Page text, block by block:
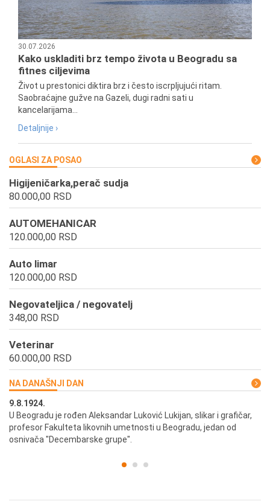
30.07.2026
Kako uskladiti brz tempo života u Beogradu sa
fitnes ciljevima
Život u prestonici diktira brz i često iscrpljujući ritam.
Saobraćajne gužve na Gazeli, dugi radni sati u
kancelarijama...
Detaljnije ›
OGLASI ZA POSAO
Higijeničarka,perač sudja
80.000,00 RSD
AUTOMEHANICAR
120.000,00 RSD
Auto limar
120.000,00 RSD
Negovateljica / negovatelj
348,00 RSD
Veterinar
60.000,00 RSD
NA DANAŠNJI DAN
9.8.1924.
U Beogradu je rođen Aleksandar Luković Lukijan, slikar i grafičar,
profesor Fakulteta likovnih umetnosti u Beogradu, jedan od
osnivača "Decembarske grupe".